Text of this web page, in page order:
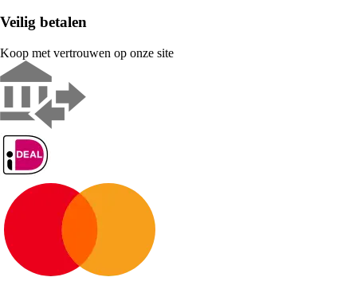
Veilig betalen
Koop met vertrouwen op onze site